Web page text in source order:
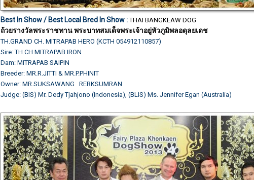
Best In Show / Best Local Bred In Show :THAI BANGKEAW DOG
ถ้วยรางวัลพระราชทาน พระบาทสมเด็จพระเจ้าอยู่หัวภูมิพลอดุลยเดช
TH.GRAND CH. MITRAPAB HERO (KCTH 054912110857)
Sire: TH.CH.MITRAPAB IRON
Dam: MITRAPAB SAIPIN
Breeder: MR.R.JITTI & MR.P.PHINIT
Owner: MR.SUKSAWANG RERKSUMRAN
Judge: (BIS) Mr. Dedy Tjahjono (Indonesia), (BLIS) Ms. Jennifer Egan (Australia)